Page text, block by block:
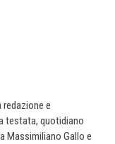
e
testata, quotidiano
Massimiliano Gallo e